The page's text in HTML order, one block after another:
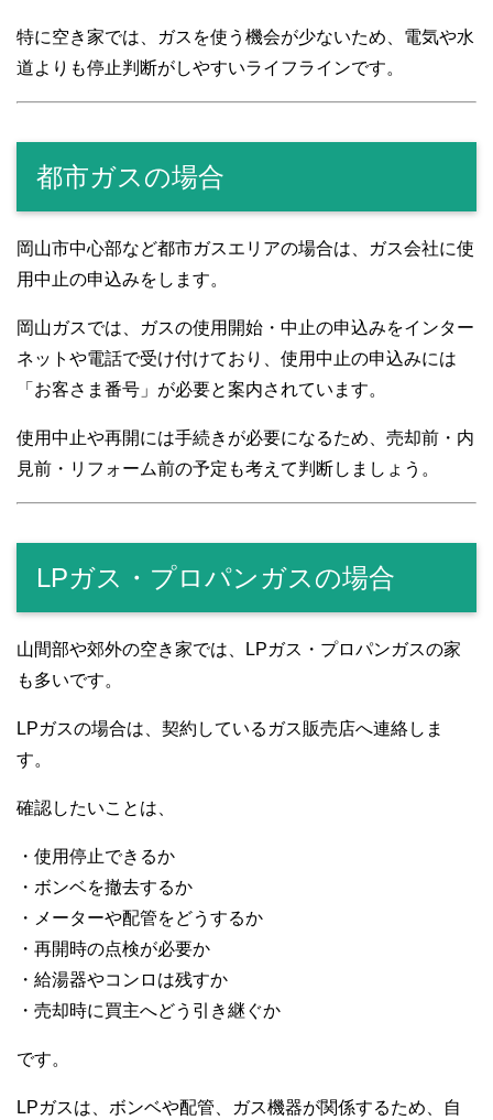
特に空き家では、ガスを使う機会が少ないため、電気や水
道よりも停止判断がしやすいライフラインです。
都市ガスの場合
岡山市中心部など都市ガスエリアの場合は、ガス会社に使
用中止の申込みをします。
岡山ガスでは、ガスの使用開始・中止の申込みをインター
ネットや電話で受け付けており、使用中止の申込みには
「お客さま番号」が必要と案内されています。
使用中止や再開には手続きが必要になるため、売却前・内
見前・リフォーム前の予定も考えて判断しましょう。
LPガス・プロパンガスの場合
山間部や郊外の空き家では、LPガス・プロパンガスの家
も多いです。
LPガスの場合は、契約しているガス販売店へ連絡しま
す。
確認したいことは、
・使用停止できるか
・ボンベを撤去するか
・メーターや配管をどうするか
・再開時の点検が必要か
・給湯器やコンロは残すか
・売却時に買主へどう引き継ぐか
です。
LPガスは、ボンベや配管、ガス機器が関係するため、自